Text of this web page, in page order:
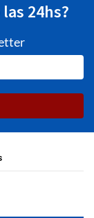
24hs?